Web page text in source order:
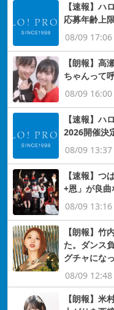
【速報】ハ
応募年齢上
08/09 17:06
【朗報】高
ちゃんって
08/09 16:00
【速報】ハ
2026開催決
08/09 13:37
【速報】つ
+恩」が良曲
08/09 13:16
【朗報】竹
た。ダンス
グチャにな
08/09 12:48
【朗報】米